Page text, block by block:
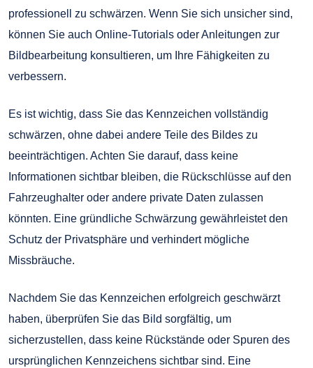
professionell zu schwärzen. Wenn Sie sich unsicher sind,
können Sie auch Online-Tutorials oder Anleitungen zur
Bildbearbeitung konsultieren, um Ihre Fähigkeiten zu
verbessern.
Es ist wichtig, dass Sie das Kennzeichen vollständig
schwärzen, ohne dabei andere Teile des Bildes zu
beeinträchtigen. Achten Sie darauf, dass keine
Informationen sichtbar bleiben, die Rückschlüsse auf den
Fahrzeughalter oder andere private Daten zulassen
könnten. Eine gründliche Schwärzung gewährleistet den
Schutz der Privatsphäre und verhindert mögliche
Missbräuche.
Nachdem Sie das Kennzeichen erfolgreich geschwärzt
haben, überprüfen Sie das Bild sorgfältig, um
sicherzustellen, dass keine Rückstände oder Spuren des
ursprünglichen Kennzeichens sichtbar sind. Eine